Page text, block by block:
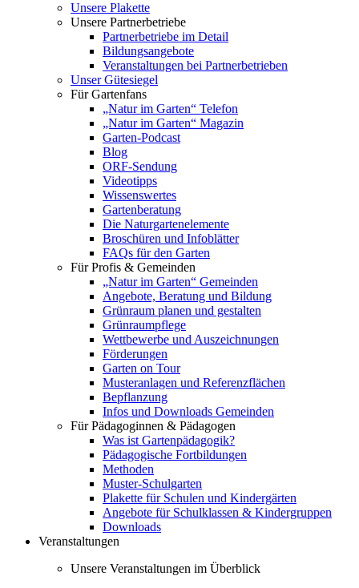
Unsere Plakette
Unsere Partnerbetriebe
Partnerbetriebe im Detail
Bildungsangebote
Veranstaltungen bei Partnerbetrieben
Unser Gütesiegel
Für Gartenfans
„Natur im Garten“ Telefon
„Natur im Garten“ Magazin
Garten-Podcast
Blog
ORF-Sendung
Videotipps
Wissenswertes
Gartenberatung
Die Naturgartenelemente
Broschüren und Infoblätter
FAQs für den Garten
Für Profis & Gemeinden
„Natur im Garten“ Gemeinden
Angebote, Beratung und Bildung
Grünraum planen und gestalten
Grünraumpflege
Wettbewerbe und Auszeichnungen
Förderungen
Garten on Tour
Musteranlagen und Referenzflächen
Bepflanzung
Infos und Downloads Gemeinden
Für Pädagoginnen & Pädagogen
Was ist Gartenpädagogik?
Pädagogische Fortbildungen
Methoden
Muster-Schulgarten
Plakette für Schulen und Kindergärten
Angebote für Schulklassen & Kindergruppen
Downloads
Veranstaltungen
Unsere Veranstaltungen im Überblick